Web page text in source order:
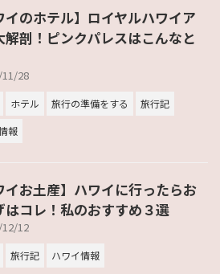
イのホテル】ロイヤルハワイア
解剖！ピンクパレスはこんなと
28
ホテル 旅行の準備をする
旅行記
報
イお土産】ハワイに行ったらお
はコレ！私のおすすめ３選
12
旅行記 ハワイ情報